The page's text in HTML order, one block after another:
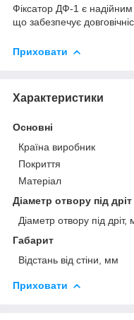
Фіксатор ДФ-1 є
що забезпечує
Приховати
Характеристики
Основні
Країна виробник
Покриття
Матеріал
Діаметр отвору під дріт
Діаметр отвору під дріт,
Габарит
Відстань від стіни, мм
Приховати